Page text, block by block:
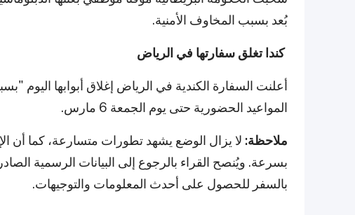
بُعد بسبب المخاوف الأمنية.
كندا تغلق سفارتها في الرياض
أعلنت السفارة الكندية في الرياض إغلاق أبوابها اليوم
المواعيد الحضورية حتى يوم الجمعة 6 مارس.
ملاحظة: لا يزال الوضع يشهد تطورات متسارعة، كما أن
بسرعة. ويُنصح القراء بالرجوع إلى البيانات الرسمية
بالسفر للحصول على أحدث المعلومات والتوجيهات.